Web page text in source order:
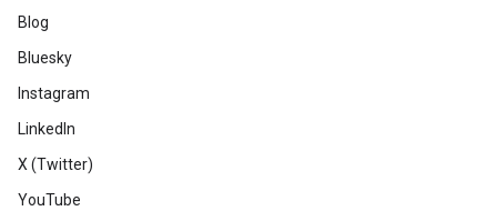
Blog
Bluesky
Instagram
LinkedIn
X (Twitter)
YouTube